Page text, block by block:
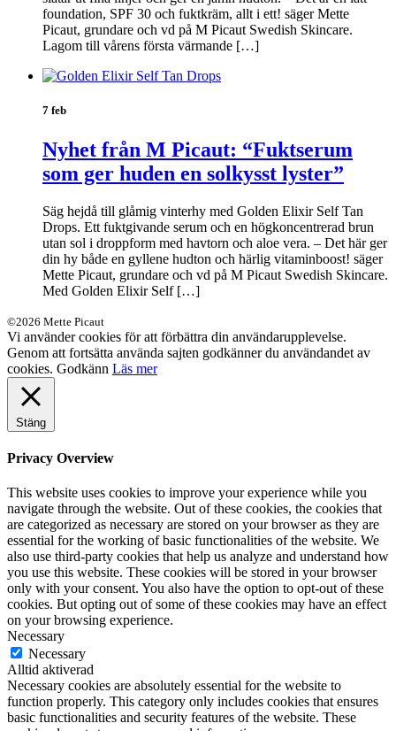
foundation, SPF 30 och fuktkräm, allt i ett! säger Mette
Picaut, grundare och vd på M Picaut Swedish Skincare.
Lagom till vårens första värmande […]
7 feb
Nyhet från M Picaut: “Fuktserum
som ger huden en solkysst lyster”
Säg hejdå till glåmig vinterhy med Golden Elixir Self Tan
Drops. Ett fuktgivande serum och en högkoncentrerad brun
utan sol i droppform med havtorn och aloe vera. – Det här ger
din hy både en gyllene hudton och härlig vitaminboost! säger
Mette Picaut, grundare och vd på M Picaut Swedish Skincare.
Med Golden Elixir Self […]
©2026 Mette Picaut
Vi använder cookies för att förbättra din användarupplevelse.
Genom att fortsätta använda sajten godkänner du användandet av
cookies. Godkänn Läs mer
Stäng
Privacy Overview
This website uses cookies to improve your experience while you
navigate through the website. Out of these cookies, the cookies that
are categorized as necessary are stored on your browser as they are
essential for the working of basic functionalities of the website. We
also use third-party cookies that help us analyze and understand how
you use this website. These cookies will be stored in your browser
only with your consent. You also have the option to opt-out of these
cookies. But opting out of some of these cookies may have an effect
on your browsing experience.
Necessary
Necessary
Alltid aktiverad
Necessary cookies are absolutely essential for the website to
function properly. This category only includes cookies that ensures
basic functionalities and security features of the website. These